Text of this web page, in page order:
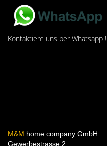
Kontaktiere uns per Whatsapp !
M&M home company GmbH
Gewerbestrasse 2